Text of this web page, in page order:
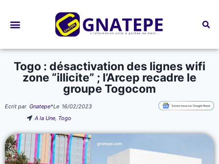
Togo : désactivation des lignes wifi
zone “illicite” ; l’Arcep recadre le
groupe Togocom
Ecrit par Gnatepe*Le 16/02/2023
A la Une, Togo